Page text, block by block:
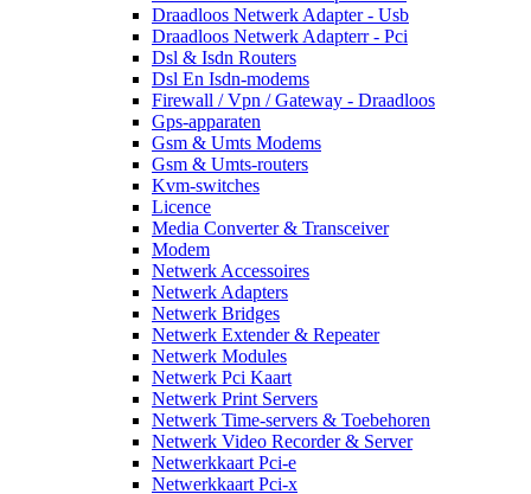
Draadloos Netwerk Adapter - Usb
Draadloos Netwerk Adapterr - Pci
Dsl & Isdn Routers
Dsl En Isdn-modems
Firewall / Vpn / Gateway - Draadloos
Gps-apparaten
Gsm & Umts Modems
Gsm & Umts-routers
Kvm-switches
Licence
Media Converter & Transceiver
Modem
Netwerk Accessoires
Netwerk Adapters
Netwerk Bridges
Netwerk Extender & Repeater
Netwerk Modules
Netwerk Pci Kaart
Netwerk Print Servers
Netwerk Time-servers & Toebehoren
Netwerk Video Recorder & Server
Netwerkkaart Pci-e
Netwerkkaart Pci-x